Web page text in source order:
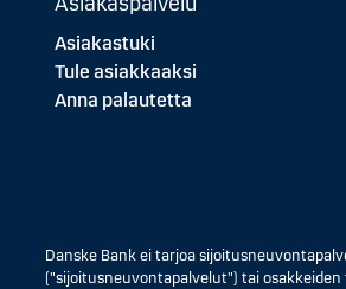
Asiakastuki
Tule asiakkaaksi
Anna palautetta
Danske Bank ei tarjoa
("sijoitusneuvontapalvelut") tai osakkeiden